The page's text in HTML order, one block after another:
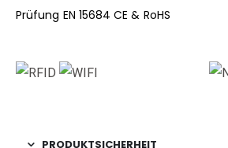
Prüfung EN 15684 CE & RoHS
PRODUKTSICHERHEIT